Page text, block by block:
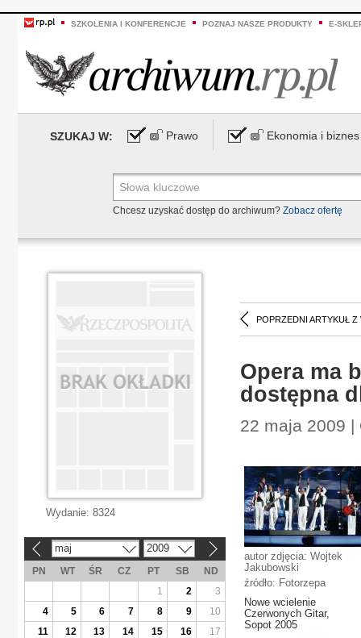
SZKOLENIA I KONFERENCJE POZNAJ NASZE PRODUKTY E-
SZUKAJ W: Prawo Ekonomia i biznes
Chcesz uzyskać dostęp do archiwum? Zobacz ofertę
POPRZEDNI ARTYKUŁ Z
Opera ma
dostępna
22 maja 2009 |
autor zdjęcia: Wojtek
Jakubowski
źródło: Fotorzepa
Nowe wcielenie
Czerwonych Gitar,
Sopot 2005
Wydanie: 8324
maj 2009
PN WT ŚR CZ PT SB
ND
1
2
3
4
5 6 7 8 9
10
11
12 13 14 15 16
17